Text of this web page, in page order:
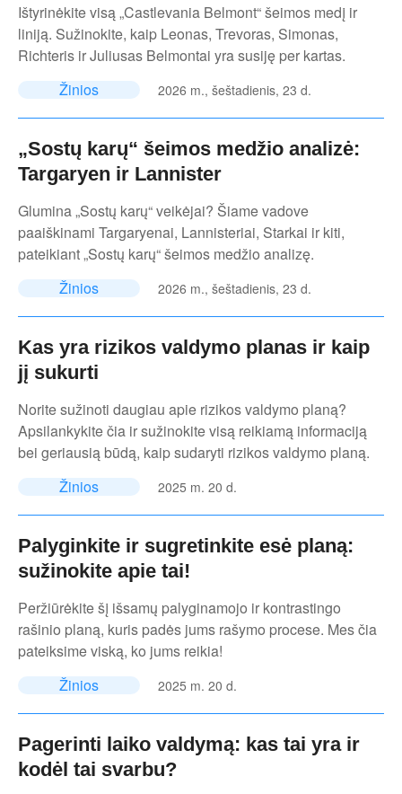
Ištyrinėkite visą „Castlevania Belmont“ šeimos medį ir
liniją. Sužinokite, kaip Leonas, Trevoras, Simonas,
Richteris ir Juliusas Belmontai yra susiję per kartas.
Žinios
2026 m., šeštadienis, 23 d.
„Sostų karų“ šeimos medžio analizė:
Targaryen ir Lannister
Glumina „Sostų karų“ veikėjai? Šiame vadove
paaiškinami Targaryenai, Lannisteriai, Starkai ir kiti,
pateikiant „Sostų karų“ šeimos medžio analizę.
Žinios
2026 m., šeštadienis, 23 d.
Kas yra rizikos valdymo planas ir kaip
jį sukurti
Norite sužinoti daugiau apie rizikos valdymo planą?
Apsilankykite čia ir sužinokite visą reikiamą informaciją
bei geriausią būdą, kaip sudaryti rizikos valdymo planą.
Žinios
2025 m. 20 d.
Palyginkite ir sugretinkite esė planą:
sužinokite apie tai!
Peržiūrėkite šį išsamų palyginamojo ir kontrastingo
rašinio planą, kuris padės jums rašymo procese. Mes čia
pateiksime viską, ko jums reikia!
Žinios
2025 m. 20 d.
Pagerinti laiko valdymą: kas tai yra ir
kodėl tai svarbu?